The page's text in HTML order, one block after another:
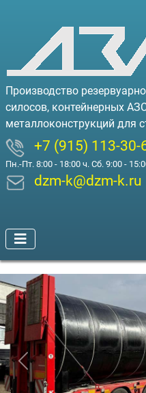
Производство
силосов, контейнерных
металлоконструкций для
+7 (915) 113-30-
Пн.-Пт. 8:00 - 18:00 ч. Сб. 9:00 -
dzm-k@dzm-k.ru
Предыдущий